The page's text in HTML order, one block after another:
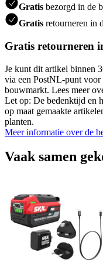
Gratis bezorgd in de
Gratis retourneren in
Gratis retourneren
Je kunt dit artikel binnen
via een PostNL-punt
bouwmarkt. Lees meer
Let op: De bedenktijd en
op maat gemaakte
planten.
Meer informatie over de
Vaak samen